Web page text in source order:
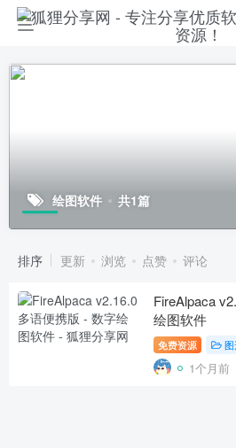
绘图软件 共1篇
排序 更新 浏览 点赞 评论
FireAlpaca
绘图软件
免费资源
1个月前